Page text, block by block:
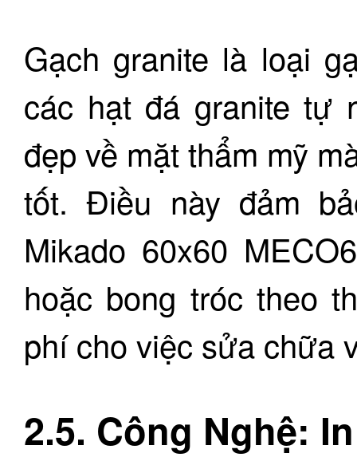
Gạch granite là loại
các hạt đá granite tự
đẹp về mặt thẩm mỹ
tốt. Điều này đảm
Mikado 60x60
hoặc bong tróc theo
phí cho việc sửa chữa
2.5. Công Nghệ: